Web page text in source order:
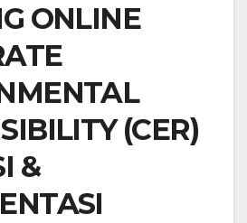
ONLINE
(CER)
&